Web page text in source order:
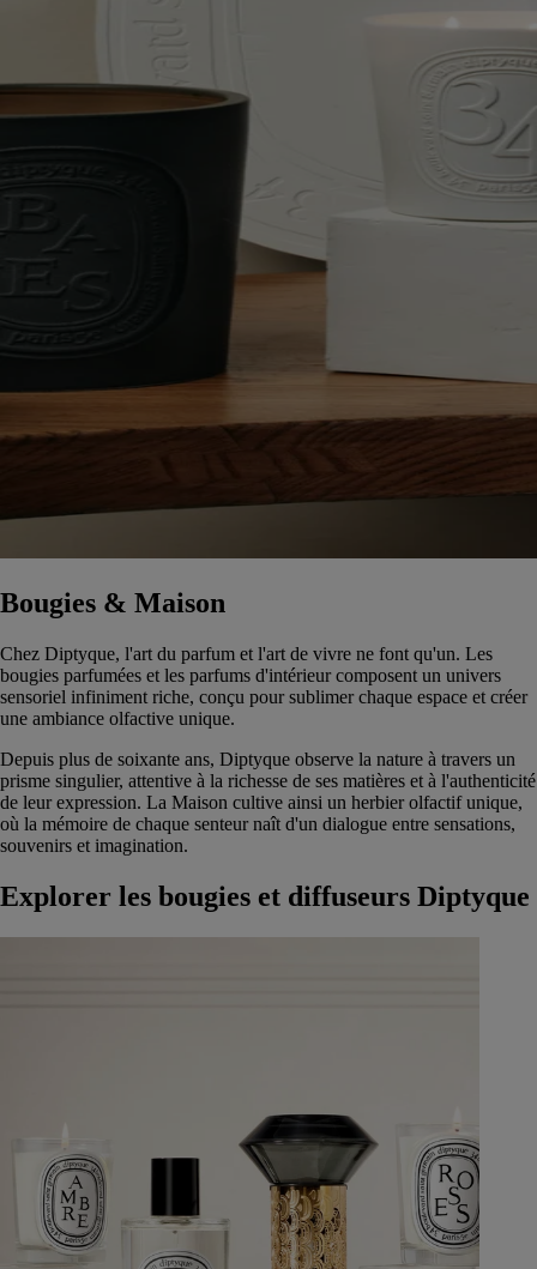
Bougies & Maison
Chez Diptyque, l'art du parfum et l'art de vivre ne font qu'un. Les
bougies parfumées et les parfums d'intérieur composent un univers
sensoriel infiniment riche, conçu pour sublimer chaque espace et créer
une ambiance olfactive unique.
Depuis plus de soixante ans, Diptyque observe la nature à travers un
prisme singulier, attentive à la richesse de ses matières et à l'authenticité
de leur expression. La Maison cultive ainsi un herbier olfactif unique,
où la mémoire de chaque senteur naît d'un dialogue entre sensations,
souvenirs et imagination.
Explorer les bougies et diffuseurs Diptyque